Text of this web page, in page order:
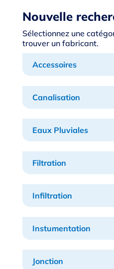
Nouvelle
Sélectionnez une
trouver un fabricant.
Accessoires
Canalisation
Eaux Pluviales
Filtration
Infiltration
Instumentation
Jonction